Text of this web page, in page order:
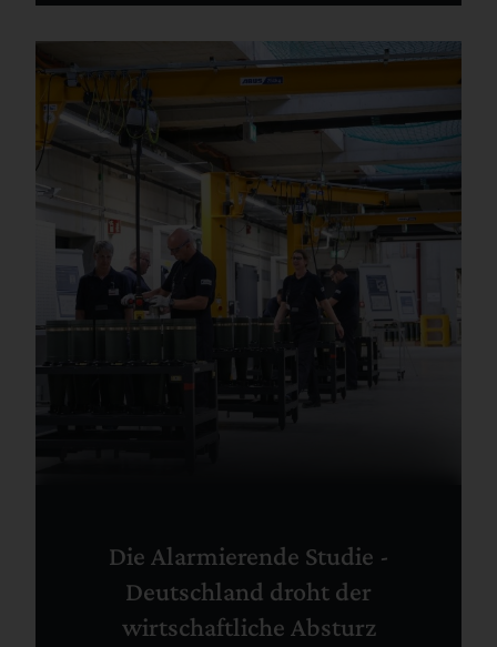
Die Alarmierende Studie -
Deutschland droht der
wirtschaftliche Absturz